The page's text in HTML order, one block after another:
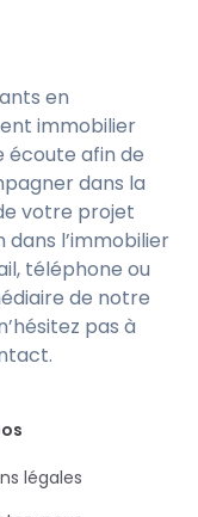
en
immobilier
écoute afin de
dans la
votre projet
dans l’immobilier
téléphone ou
de notre
pas à
légales